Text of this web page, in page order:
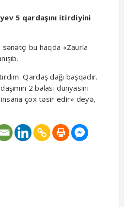
5 qardaşını itirdiyini
bu haqda «Zaurla
Qardaş dağı başqadır.
2 balası dünyasını
çox təsir edir» deyə,